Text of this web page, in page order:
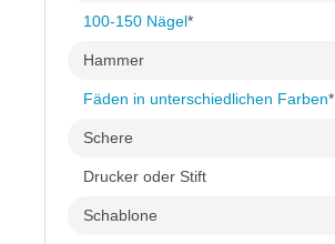
100-150 Nägel*
Hammer
Fäden in unterschiedlichen Farben*
Schere
Drucker oder Stift
Schablone